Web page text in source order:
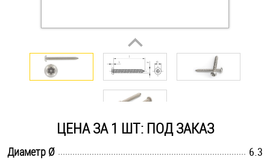
Стопорные кольца
Такелаж
Хомуты
ЦЕНА ЗА 1 ШТ: ПОД ЗАКАЗ
Диаметр Ø
6.3